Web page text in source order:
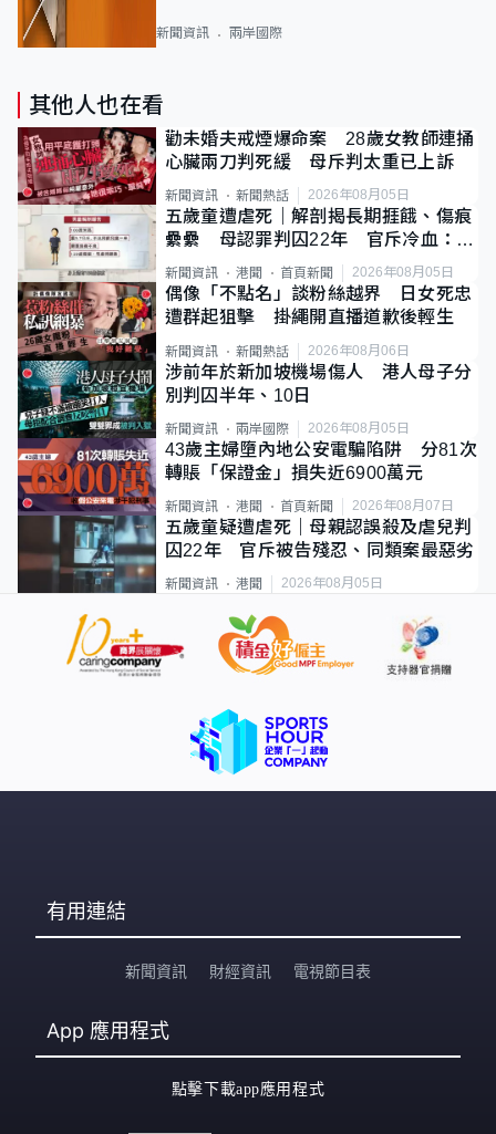
新聞資訊 兩岸國際
其他人也在看
勸未婚夫戒煙爆命案 28歲女教師連捅
心臟兩刀判死緩 母斥判太重已上訴
新聞資訊 新聞熱話 2026年08月05日
五歲童遭虐死｜解剖揭長期捱餓、傷痕
纍纍 母認罪判囚22年 官斥冷血：同
類案最惡劣
新聞資訊 港聞 首頁新聞 2026年08月05日
偶像「不點名」談粉絲越界 日女死忠
遭群起狙擊 掛繩開直播道歉後輕生
新聞資訊 新聞熱話 2026年08月06日
涉前年於新加坡機場傷人 港人母子分
別判囚半年、10日
新聞資訊 兩岸國際 2026年08月05日
43歲主婦墮內地公安電騙陷阱 分81次
轉賬「保證金」損失近6900萬元
新聞資訊 港聞 首頁新聞 2026年08月07日
五歲童疑遭虐死｜母親認誤殺及虐兒判
囚22年 官斥被告殘忍、同類案最惡劣
新聞資訊 港聞 2026年08月05日
有用連結
新聞資訊 財經資訊 電視節目表
App 應用程式
點擊下載app應用程式